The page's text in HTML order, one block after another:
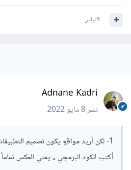
اقتباس
Adnane Kadri
نشر8 مايو 2022
1- لكن أريد مواقع يكون تصميم
أكتب الكود البرمجي ،، يعني العكس تماماً